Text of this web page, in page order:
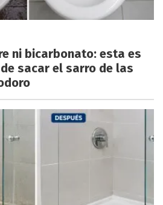
ni bicarbonato: esta es
de sacar el sarro de las